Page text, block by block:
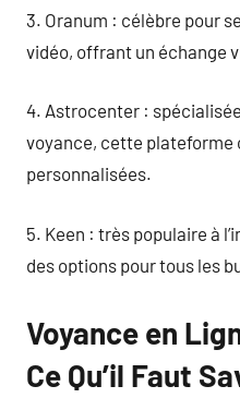
3. Oranum : célèbre pour
vidéo, offrant un échange
4. Astrocenter :
voyance, cette
personnalisées.
5. Keen : très populaire à
des options pour tous les
Voyance en
Ce Qu’il Faut